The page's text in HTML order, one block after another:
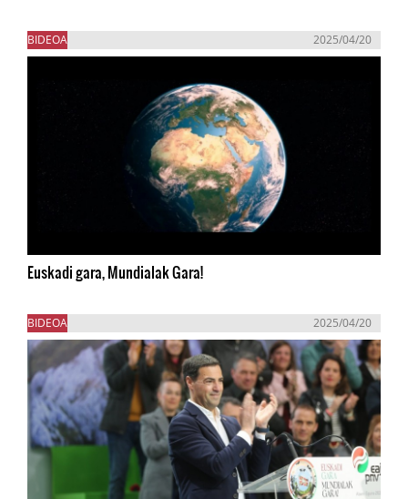
BIDEOA 2025/04/20
Euskadi gara, Mundialak Gara!
BIDEOA 2025/04/20